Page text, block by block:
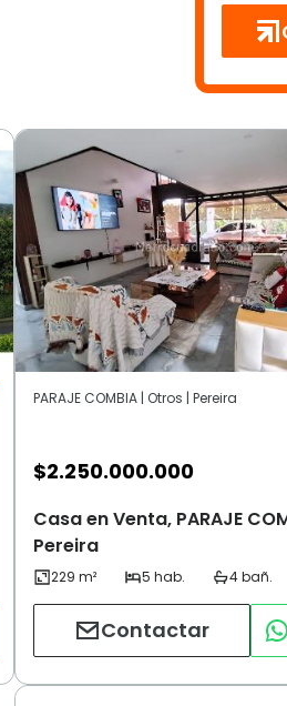
PARAJE COMBIA | Otros | Pereira
$2.250.000.000
Casa en Venta, PARAJE
Pereira
Contactar